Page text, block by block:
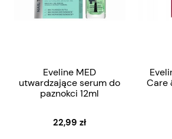
Eveline MED
utwardzające serum do
paznokci 12ml
22,99 zł
Care